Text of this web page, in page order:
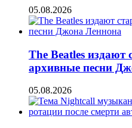
05.08.2026
The Beatles издают
архивные песни
05.08.2026